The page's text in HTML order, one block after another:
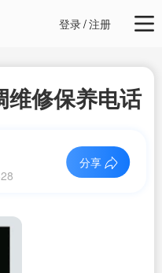
登录/注册
维修保养电话
分享